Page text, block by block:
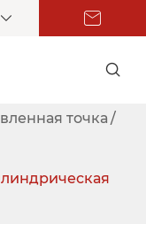
точка